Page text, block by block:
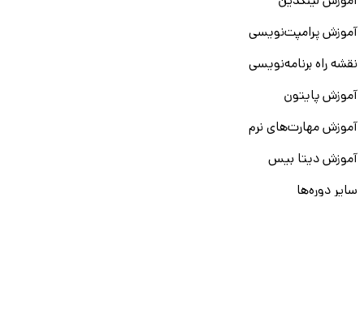
آموزش پرامپت‌نویسی
نقشه راه برنامه‌نویسی
آموزش پایتون
آموزش مهارت‌های نرم
آموزش دیتا بیس
سایر دوره‌ها